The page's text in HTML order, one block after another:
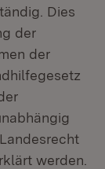
Dies
der
der
werden.